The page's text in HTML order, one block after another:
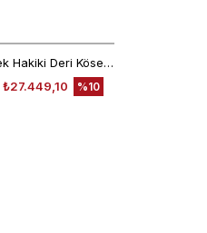
Moreschi Erkek Hakiki Deri Kösele Taban Kahverengi Klasik Ayakkabı
₺27.449,10
%10